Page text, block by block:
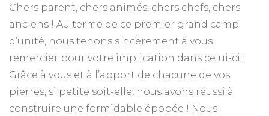
Chers parent, chers animés, chers chefs, chers
anciens ! Au terme de ce premier grand camp
d’unité, nous tenons sincèrement à vous
remercier pour votre implication dans celui-ci !
Grâce à vous et à l’apport de chacune de vos
pierres, si petite soit-elle, nous avons réussi à
construire une formidable épopée ! Nous